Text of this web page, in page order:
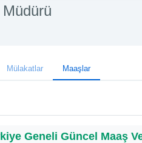
Mülakatlar Maaşlar
Geneli Güncel Maaş